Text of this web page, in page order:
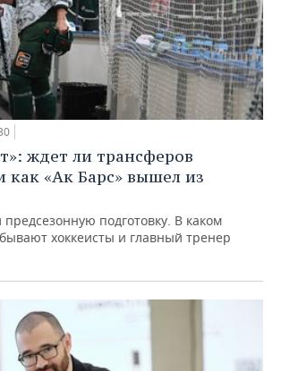
ждет ли трансферов
как «Ак Барс» вышел из
подготовку. В каком
хоккеисты и главный тренер